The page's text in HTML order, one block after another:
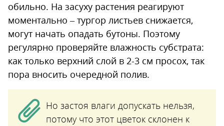
обильно. На засуху растения реагируют
моментально – тургор листьев снижается,
могут начать опадать бутоны. Поэтому
регулярно проверяйте влажность субстрата:
как только верхний слой в 2-3 см просох, так
пора вносить очередной полив.
Но застоя влаги допускать нельзя,
потому что этот цветок склонен к